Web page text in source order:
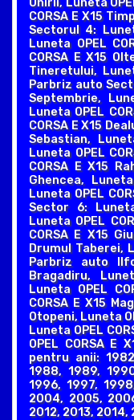
CORSA E X15
Sectorul 4:
Luneta OPEL
CORSA E X15
Tineretului,
Parbriz auto
Septembrie,
Luneta OPEL
CORSA E X15
Sebastian,
Luneta OPEL
CORSA E X15
Ghencea,
Luneta OPEL
Sector 6:
Luneta OPEL
CORSA E X15
Drumul Taberei,
Parbriz auto
Bragadiru,
Luneta OPEL
CORSA E X15
Otopeni, Luneta
Luneta OPEL
OPEL CORSA E
pentru anii:
1988, 1989,
1996, 1997,
2004, 2005,
2012, 2013, 2014,